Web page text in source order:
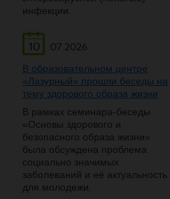
инфекции.
10
07.2026
В образовательном центре
«Лазурный» прошли беседы на
тему здорового образа жизни
В рамках семинара-беседы
«Основы здорового и
безопасного образа жизни»
была обсуждена проблема
социально значимых
заболеваний и её актуальность
для молодежи.